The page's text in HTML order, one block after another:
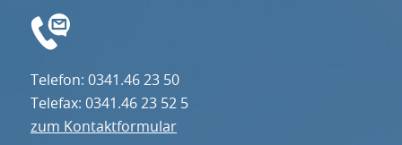
Telefon: 0341.46 23 50
Telefax: 0341.46 23 52 5
zum Kontaktformular